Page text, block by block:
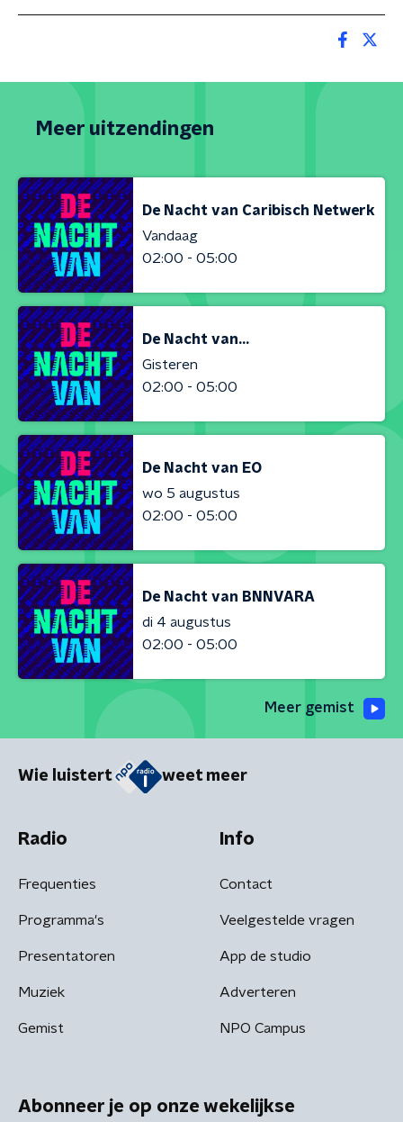
Meer uitzendingen
De Nacht van Caribisch Netwerk
Vandaag
02:00 - 05:00
De Nacht van...
Gisteren
02:00 - 05:00
De Nacht van EO
wo 5 augustus
02:00 - 05:00
De Nacht van BNNVARA
di 4 augustus
02:00 - 05:00
Meer gemist
Wie luistert weet meer
Radio
Frequenties
Programma's
Presentatoren
Muziek
Gemist
Info
Contact
Veelgestelde vragen
App de studio
Adverteren
NPO Campus
Abonneer je op onze wekelijkse